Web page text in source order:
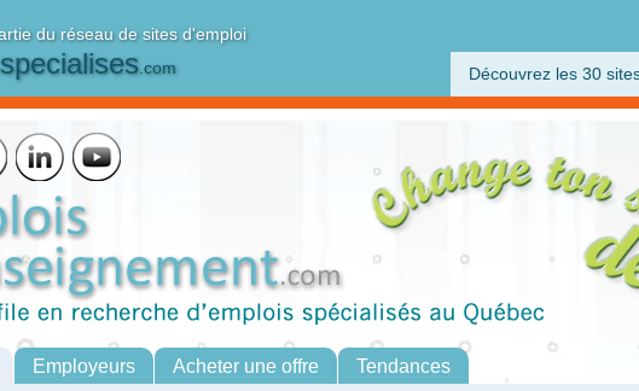
du réseau de sites d'emploi
.com Découvrez les 30
Employeurs Acheter une offre Tendances